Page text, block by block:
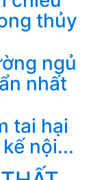
thủy
ngủ
nhất
tai hại
nội...